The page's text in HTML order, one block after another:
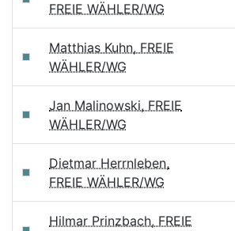
FREIE WÄHLER/WG
Matthias Kuhn, FREIE
WÄHLER/WG
Jan Malinowski, FREIE
WÄHLER/WG
Dietmar Herrnleben,
FREIE WÄHLER/WG
Hilmar Prinzbach, FREIE